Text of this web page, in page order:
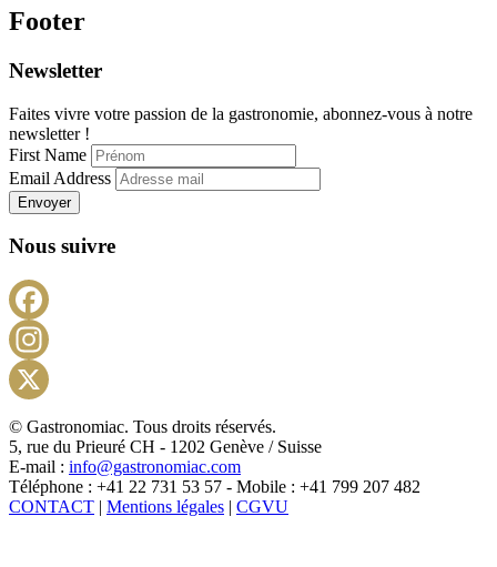
Footer
Newsletter
Faites vivre votre passion de la gastronomie, abonnez-vous à notre
newsletter !
First Name
Email Address
Envoyer
Nous suivre
X
© Gastronomiac. Tous droits réservés.
5, rue du Prieuré CH - 1202 Genève / Suisse
E-mail : info@gastronomiac.com
Téléphone : +41 22 731 53 57 - Mobile : +41 799 207 482
CONTACT | Mentions légales | CGVU